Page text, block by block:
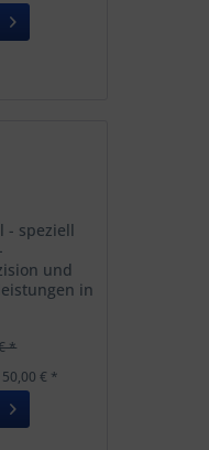
- speziell
und
in
*
€ *